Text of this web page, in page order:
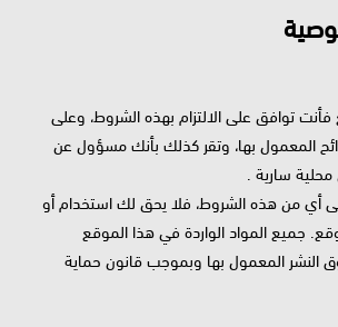
توافق على الالتزام بهذه الشروط، وعلى
المعمول بها، وتقر كذلك بأنك مسؤول عن
محلية سارية .
أي من هذه الشروط، فلا يحق لك استخدام أو
جميع المواد الواردة في هذا الموقع
المعمول بها وبموجب قانون حماية